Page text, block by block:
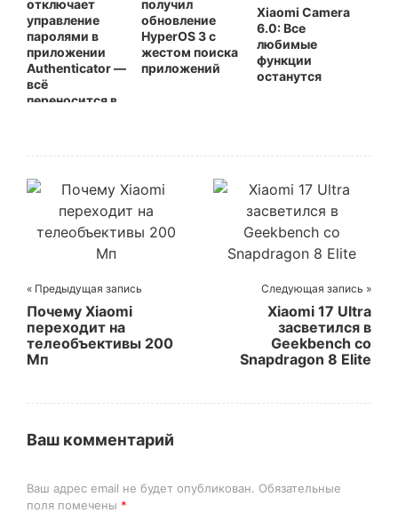
отключает
управление
паролями в
приложении
Authenticator —
всё
переносится в
получил
обновление
HyperOS 3 с
жестом поиска
приложений
Xiaomi Camera
6.0: Все
любимые
функции
останутся
« Предыдущая запись
Почему Xiaomi
переходит на
телеобъективы 200
Мп
Следующая запись »
Xiaomi 17 Ultra
засветился в
Geekbench со
Snapdragon 8 Elite
Ваш комментарий
Ваш адрес email не будет опубликован. Обязательные
поля помечены *